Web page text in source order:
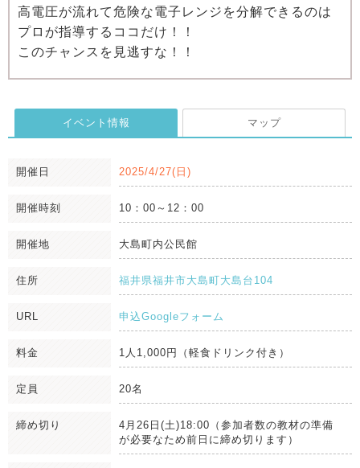
高電圧が流れて危険な電子レンジを分解できるのは
プロが指導するココだけ！！
このチャンスを見逃すな！！
イベント情報 マップ
開催日 2025/4/27(日)
開催時刻 10：00～12：00
開催地 大島町内公民館
住所 福井県福井市大島町大島台104
URL 申込Googleフォーム
料金 1人1,000円（軽食ドリンク付き）
定員 20名
締め切り
4月26日(土)18:00（参加者数の教材の準備
が必要なため前日に締め切ります）